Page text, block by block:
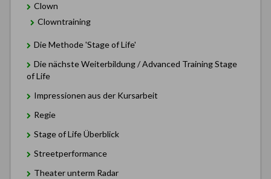
Clown
Clowntraining
Die Methode 'Stage of Life'
Die nächste Weiterbildung / Advanced Training Stage
of Life
Impressionen aus der Kursarbeit
Regie
Stage of Life Überblick
Streetperformance
Theater unterm Radar